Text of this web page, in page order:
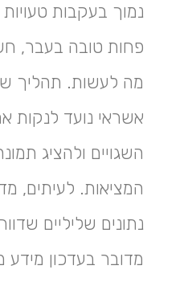
נמוך בעקבות
פחות טובה בעבר,
מה לעשות. תהליך של
אשראי נועד לנקות
השגויים ולהציג
המציאות. לעיתים,
נתונים שליליים
מדובר בעדכון מידע